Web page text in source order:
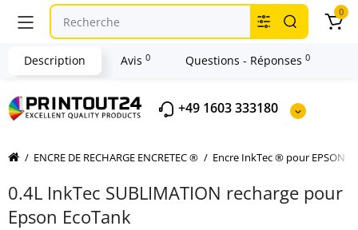
+49 1603 333180
0
ENCRE DE RECHARGE ENCRETEC ® Encre InkTec ® pour EPSON
0.4L InkTec SUBLIMATION recharge pour
Epson EcoTank
Description Avis 0 Questions - Réponses 0